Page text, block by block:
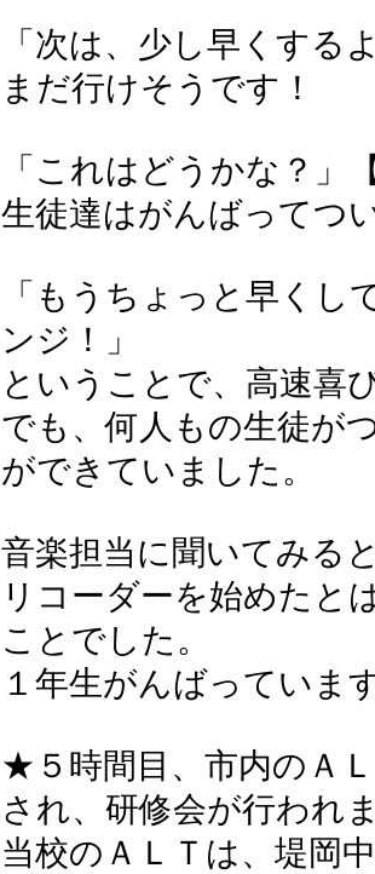
「次は、少し早くする
まだ行けそうです！
「これはどうかな？」
生徒達はがんばってつ
「もうちょっと早く
ンジ！」
ということで、高速喜
でも、何人もの生徒が
ができていました。
音楽担当に聞いてみる
リコーダーを始めたと
ことでした。
１年生がんばっていま
★５時間目、市内のＡ
され、研修会が行われ
当校のＡＬＴは、堤岡